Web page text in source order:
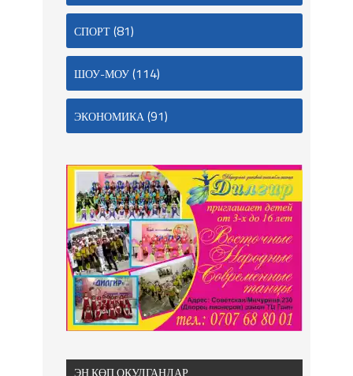
СПОРТ(81)
ШОУ-МОУ(114)
ЭКОНОМИКА(91)